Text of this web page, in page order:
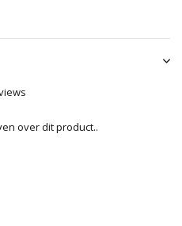
over dit product..